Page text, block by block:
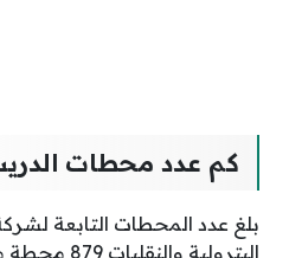
كم عدد محطات
بلغ عدد المحطات التابعة
البترولية